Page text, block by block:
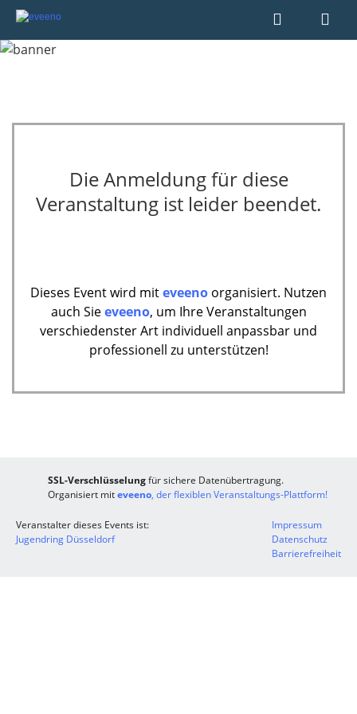
Die Anmeldung für diese
Veranstaltung ist leider beendet.
Dieses Event wird miteveeno organisiert. Nutzen
auch Sieeveeno, um Ihre Veranstaltungen
verschiedenster Art individuell anpassbar und
professionell zu unterstützen!
SSL-Verschlüsselungfür sichere Datenübertragung.
Organisiert miteveeno, der flexiblen Veranstaltungs-Plattform!
Veranstalter dieses Events ist:
Jugendring Düsseldorf
Impressum
Datenschutz
Barrierefreiheit